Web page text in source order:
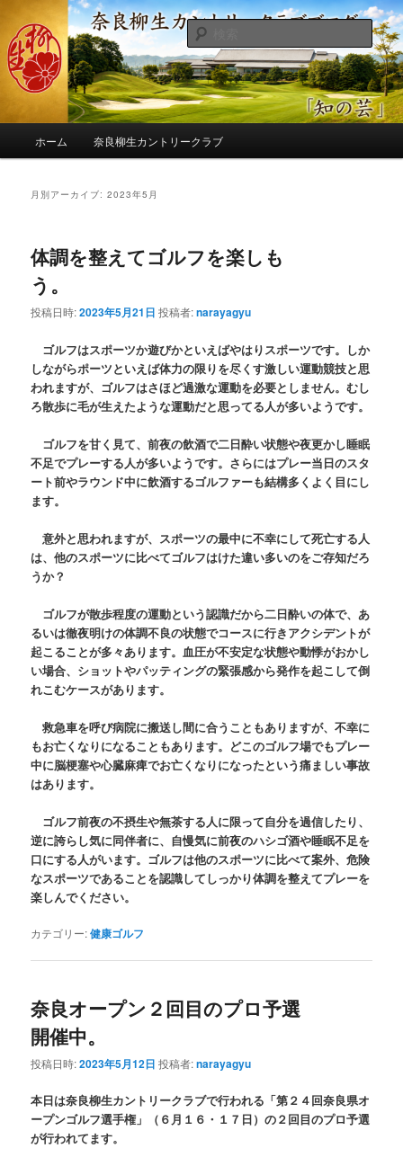
ン
コ
ン
へ
コ
ン
ツ
移
奈良柳生カントリークラブ総支配人
ブログ
季節の話題、クラブの出来事、コースの改修・更新作業、ゴルフに関する随
筆、喜怒哀楽などを気まぐれに発信します。
検
索
ホーム 奈良柳生カントリークラブ
月別アーカイブ:2023年5月
体調を整えてゴルフを楽しも
う。
投稿日時:2023年5月21日 投稿者:narayagyu
ゴルフはスポーツか遊びかといえばやはりスポーツです。しか
しながらポーツといえば体力の限りを尽くす激しい運動競技と思
われますが、ゴルフはさほど過激な運動を必要としません。むし
ろ散歩に毛が生えたような運動だと思ってる人が多いようです。
ゴルフを甘く見て、前夜の飲酒で二日酔い状態や夜更かし睡眠
不足でプレーする人が多いようです。さらにはプレー当日のスタ
ート前やラウンド中に飲酒するゴルファーも結構多くよく目にし
ます。
意外と思われますが、スポーツの最中に不幸にして死亡する人
は、他のスポーツに比べてゴルフはけた違い多いのをご存知だろ
うか？
ゴルフが散歩程度の運動という認識だから二日酔いの体で、あ
るいは徹夜明けの体調不良の状態でコースに行きアクシデントが
起こることが多々あります。血圧が不安定な状態や動悸がおかし
い場合、ショットやパッティングの緊張感から発作を起こして倒
れこむケースがあります。
救急車を呼び病院に搬送し間に合うこともありますが、不幸に
もお亡くなりになることもあります。どこのゴルフ場でもプレー
中に脳梗塞や心臓麻痺でお亡くなりになったという痛ましい事故
はあります。
ゴルフ前夜の不摂生や無茶する人に限って自分を過信したり、
逆に誇らし気に同伴者に、自慢気に前夜のハシゴ酒や睡眠不足を
口にする人がいます。ゴルフは他のスポーツに比べて案外、危険
なスポーツであることを認識してしっかり体調を整えてプレーを
楽しんでください。
カテゴリー:健康ゴルフ
奈良オープン２回目のプロ予選
開催中。
投稿日時:2023年5月12日 投稿者:narayagyu
本日は奈良柳生カントリークラブで行われる「第２４回奈良県オ
ープンゴルフ選手権」（６月１６・１７日）の２回目のプロ予選
が行われてます。